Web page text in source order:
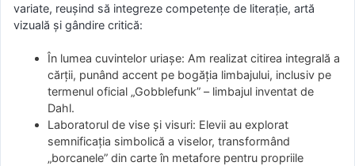
variate, reușind să integreze competențe de literație, artă
vizuală și gândire critică:
În lumea cuvintelor uriașe: Am realizat citirea integrală a
cărții, punând accent pe bogăția limbajului, inclusiv pe
termenul oficial „Gobblefunk” – limbajul inventat de
Dahl.
Laboratorul de vise și visuri: Elevii au explorat
semnificația simbolică a viselor, transformând
„borcanele” din carte în metafore pentru propriile